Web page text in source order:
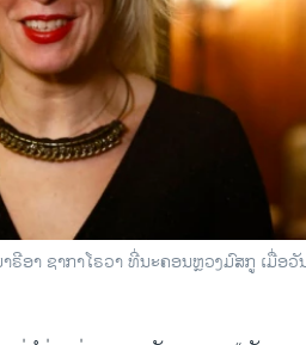
ຣີ​ອາ ຊາ​ກາ​ໂຣ​ວາ ທີ່​ນະ​ຄອນ​ຫຼວງ​ມົ​ສ​ກູ ເມື່ອ​